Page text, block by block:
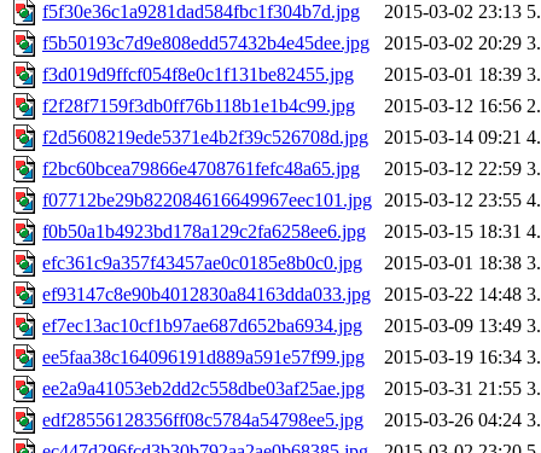
f5f30e36c1a9281dad584fbc1f304b7d.jpg
2015-03-02 23:13
f5b50193c7d9e808edd57432b4e45dee.jpg
2015-03-02 20:29
f3d019d9ffcf054f8e0c1f131be82455.jpg
2015-03-01 18:39
f2f28f7159f3db0ff76b118b1e1b4c99.jpg
2015-03-12 16:56
f2d5608219ede5371e4b2f39c526708d.jpg
2015-03-14 09:21
f2bc60bcea79866e4708761fefc48a65.jpg
2015-03-12 22:59
f07712be29b822084616649967eec101.jpg 2015-03-12 23:55
f0b50a1b4923bd178a129c2fa6258ee6.jpg
2015-03-15 18:31
efc361c9a357f43457ae0c0185e8b0c0.jpg
2015-03-01 18:38
ef93147c8e90b4012830a84163dda033.jpg
2015-03-22 14:48
ef7ec13ac10cf1b97ae687d652ba6934.jpg
2015-03-09 13:49
ee5faa38c164096191d889a591e57f99.jpg
2015-03-19 16:34
ee2a9a41053eb2dd2c558dbe03af25ae.jpg
2015-03-31 21:55
edf28556128356ff08c5784a54798ee5.jpg
2015-03-26 04:24